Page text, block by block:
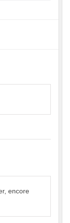
encore